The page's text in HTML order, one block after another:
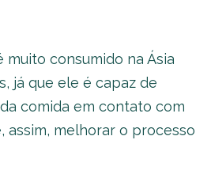
consumido na Ásia
já que ele é capaz de
comida em contato com
assim, melhorar o processo